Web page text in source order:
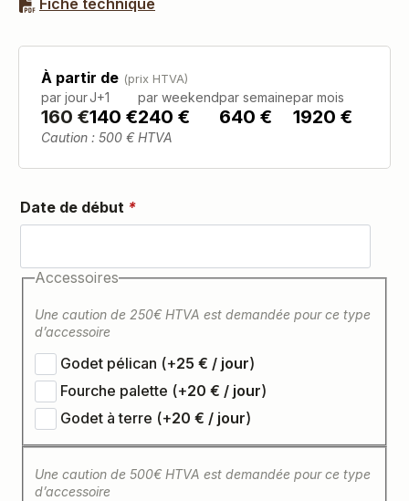
Fiche technique
À partir de (prix HTVA)
par jour
160 €
J+1
140 €
par weekend
240 €
par semaine
640 €
par mois
1920 €
Caution : 500 € HTVA
Date de début *
Accessoires
Une caution de 250€ HTVA est demandée pour ce type
d’accessoire
Godet pélican (+25 €
)
Fourche palette (+20 €
)
Godet à terre (+20 € )
Une caution de 500€ HTVA est demandée pour ce type
d’accessoire